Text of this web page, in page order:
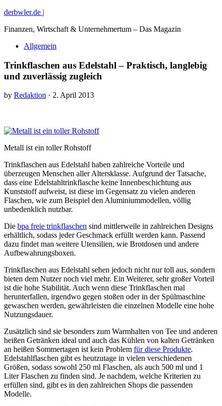
derbwler.de |
Finanzen, Wirtschaft & Unternehmertum – Das Magazin
Allgemein
Trinkflaschen aus Edelstahl – Praktisch, langlebig
und zuverlässig zugleich
by Redaktion · 2. April 2013
Metall ist ein toller Rohstoff
Trinkflaschen aus Edelstahl haben zahlreiche Vorteile und
überzeugen Menschen aller Altersklasse. Aufgrund der Tatsache,
dass eine Edelstahltrinkflasche keine Innenbeschichtung aus
Kunststoff aufweist, ist diese im Gegensatz zu vielen anderen
Flaschen, wie zum Beispiel den Aluminiummodellen, völlig
unbedenklich nutzbar.
Die bpa freie trinkflaschen sind mittlerweile in zahlreichen Designs
erhältlich, sodass jeder Geschmack erfüllt werden kann. Passend
dazu findet man weitere Utensilien, wie Brotdosen und andere
Aufbewahrungsboxen.
Trinkflaschen aus Edelstahl sehen jedoch nicht nur toll aus, sondern
bieten dem Nutzer noch viel mehr. Ein Weiterer, sehr großer Vorteil
ist die hohe Stabilität. Auch wenn diese Trinkflaschen mal
herunterfallen, irgendwo gegen stoßen oder in der Spülmaschine
gewaschen werden, gewährleisten die einzelnen Modelle eine hohe
Nutzungsdauer.
Zusätzlich sind sie besonders zum Warmhalten von Tee und anderen
heißen Getränken ideal und auch das Kühlen von kalten Getränken
an heißen Sommertagen ist kein Problem für diese Produkte.
Edelstahlflaschen gibt es heutzutage in vielen verschiedenen
Größen, sodass sowohl 250 ml Flaschen, als auch 500 ml und 1
Liter Flaschen zu finden sind. Je nachdem, welche Kriterien zu
erfüllen sind, gibt es in den zahlreichen Shops die passenden
Modelle.